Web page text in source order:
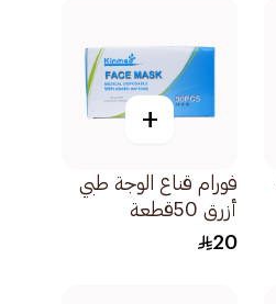
+
فورام قناع الوجة طبي
أزرق 50قطعة
20